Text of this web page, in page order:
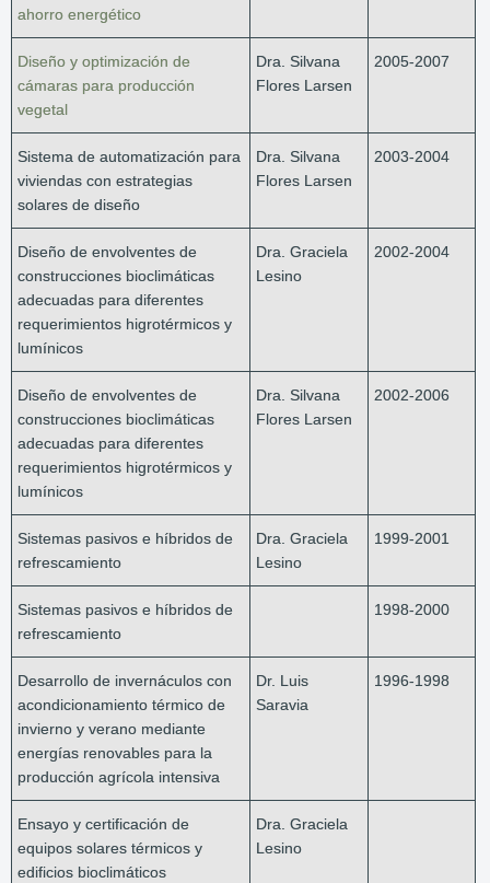
ahorro energético
Diseño y optimización de
cámaras para producción
vegetal
Dra. Silvana
Flores Larsen
2005-2007
Sistema de automatización para
viviendas con estrategias
solares de diseño
Dra. Silvana
Flores Larsen
2003-2004
Diseño de envolventes de
construcciones bioclimáticas
adecuadas para diferentes
requerimientos higrotérmicos y
lumínicos
Dra. Graciela
Lesino
2002-2004
Diseño de envolventes de
construcciones bioclimáticas
adecuadas para diferentes
requerimientos higrotérmicos y
lumínicos
Dra. Silvana
Flores Larsen
2002-2006
Sistemas pasivos e híbridos de
refrescamiento
Dra. Graciela
Lesino
1999-2001
Sistemas pasivos e híbridos de
refrescamiento
1998-2000
Desarrollo de invernáculos con
acondicionamiento térmico de
invierno y verano mediante
energías renovables para la
producción agrícola intensiva
Dr. Luis
Saravia
1996-1998
Ensayo y certificación de
equipos solares térmicos y
edificios bioclimáticos
Dra. Graciela
Lesino